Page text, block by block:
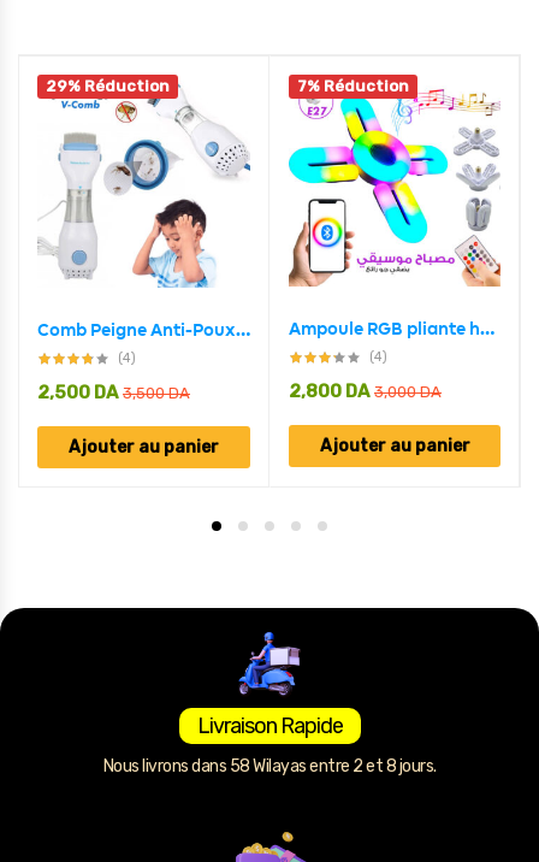
29% Réduction
Comb Peigne Anti-Poux Électrique et Nettoyeur Cheveux
(4)
3,500DA
2,500 DA
Ajouter au panier
7% Réduction
Ampoule RGB pliante haut-parleur Bluetooth, télécommande E27,48W
(4)
3,000DA
2,800 DA
Ajouter au panier
Livraison Rapide
Nous livrons dans 58 Wilayas entre 2 et 8 jours.